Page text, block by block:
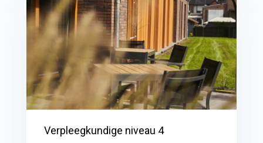
Verpleegkundige niveau 4